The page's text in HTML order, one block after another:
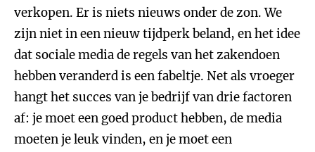
verkopen. Er is niets nieuws onder de zon. We
zijn niet in een nieuw tijdperk beland, en het idee
dat sociale media de regels van het zakendoen
hebben veranderd is een fabeltje. Net als vroeger
hangt het succes van je bedrijf van drie factoren
af: je moet een goed product hebben, de media
moeten je leuk vinden, en je moet een